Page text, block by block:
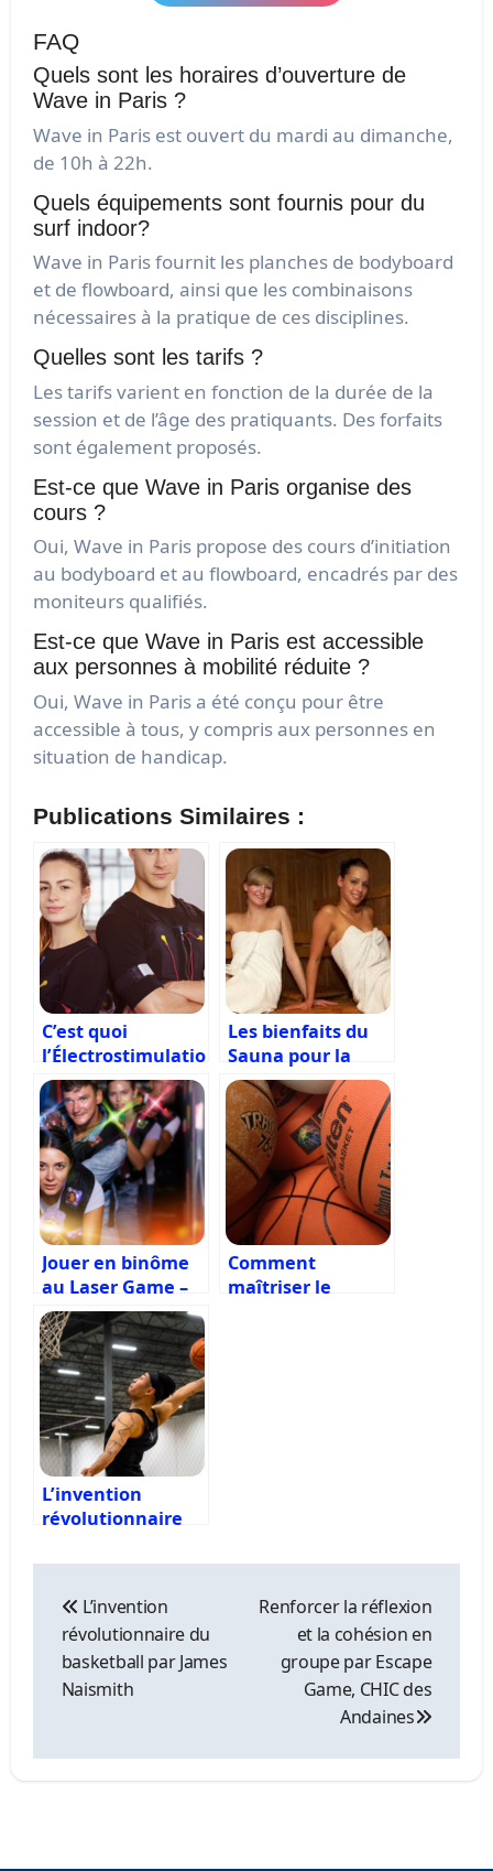
FAQ
Quels sont les horaires d’ouverture de
Wave in Paris ?
Wave in Paris est ouvert du mardi au dimanche,
de 10h à 22h.
Quels équipements sont fournis pour du
surf indoor?
Wave in Paris fournit les planches de bodyboard
et de flowboard, ainsi que les combinaisons
nécessaires à la pratique de ces disciplines.
Quelles sont les tarifs ?
Les tarifs varient en fonction de la durée de la
session et de l’âge des pratiquants. Des forfaits
sont également proposés.
Est-ce que Wave in Paris organise des
cours ?
Oui, Wave in Paris propose des cours d’initiation
au bodyboard et au flowboard, encadrés par des
moniteurs qualifiés.
Est-ce que Wave in Paris est accessible
aux personnes à mobilité réduite ?
Oui, Wave in Paris a été conçu pour être
accessible à tous, y compris aux personnes en
situation de handicap.
Publications Similaires :
C’est quoi
l’Électrostimulation
(EMS) ?
Les bienfaits du
Sauna pour la
santé
Jouer en binôme
au Laser Game –
Une stratégie
gagnante
Comment
maîtriser le
L’invention
révolutionnaire
James Naismith
l’article
L’invention
révolutionnaire du
basketball par James
Naismith
Renforcer la réflexion
et la cohésion en
groupe par Escape
Game, CHIC des
Andaines